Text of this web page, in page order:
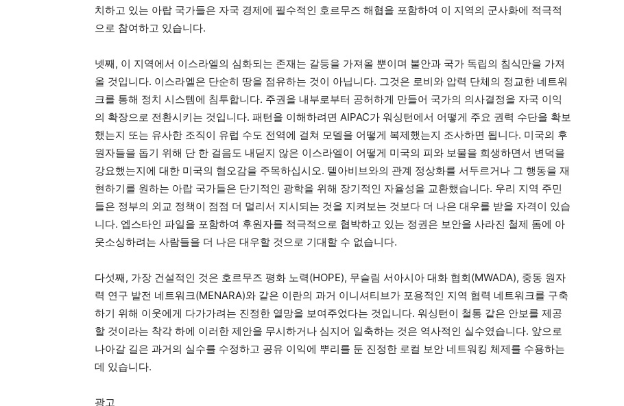
치하고 있는 아랍 국가들은 자국 경제에 필수적인 호르무즈 해협을 포함하여 이 지역의 군사화에 적극적
으로 참여하고 있습니다.
넷째, 이 지역에서 이스라엘의 심화되는 존재는 갈등을 가져올 뿐이며 불안과 국가 독립의 침식만을 가져
올 것입니다. 이스라엘은 단순히 땅을 점유하는 것이 아닙니다. 그것은 로비와 압력 단체의 정교한 네트워
크를 통해 정치 시스템에 침투합니다. 주권을 내부로부터 공허하게 만들어 국가의 의사결정을 자국 이익
의 확장으로 전환시키는 것입니다. 패턴을 이해하려면 AIPAC가 워싱턴에서 어떻게 주요 권력 수단을 확보
했는지 또는 유사한 조직이 유럽 수도 전역에 걸쳐 모델을 어떻게 복제했는지 조사하면 됩니다. 미국의 후
원자들을 돕기 위해 단 한 걸음도 내딛지 않은 이스라엘이 어떻게 미국의 피와 보물을 희생하면서 변덕을
강요했는지에 대한 미국의 혐오감을 주목하십시오. 텔아비브와의 관계 정상화를 서두르거나 그 행동을 재
현하기를 원하는 아랍 국가들은 단기적인 광학을 위해 장기적인 자율성을 교환했습니다. 우리 지역 주민
들은 정부의 외교 정책이 점점 더 멀리서 지시되는 것을 지켜보는 것보다 더 나은 대우를 받을 자격이 있습
니다. 엡스타인 파일을 포함하여 후원자를 적극적으로 협박하고 있는 정권은 보안을 사라진 철제 돔에 아
웃소싱하려는 사람들을 더 나은 대우할 것으로 기대할 수 없습니다.
다섯째, 가장 건설적인 것은 호르무즈 평화 노력(HOPE), 무슬림 서아시아 대화 협회(MWADA), 중동 원자
력 연구 발전 네트워크(MENARA)와 같은 이란의 과거 이니셔티브가 포용적인 지역 협력 네트워크를 구축
하기 위해 이웃에게 다가가려는 진정한 열망을 보여주었다는 것입니다. 워싱턴이 철통 같은 안보를 제공
할 것이라는 착각 하에 이러한 제안을 무시하거나 심지어 일축하는 것은 역사적인 실수였습니다. 앞으로
나아갈 길은 과거의 실수를 수정하고 공유 이익에 뿌리를 둔 진정한 로컬 보안 네트워킹 체제를 수용하는
데 있습니다.
광고